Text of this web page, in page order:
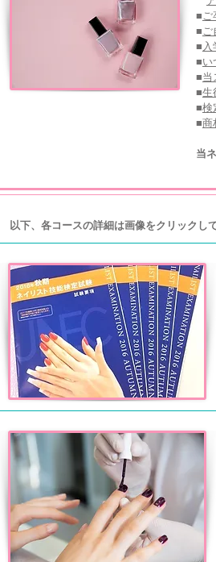
■ご
■ご
■
■い
■当
■生
■検
■商
当
以下、各コースの詳細は画像をクリックし